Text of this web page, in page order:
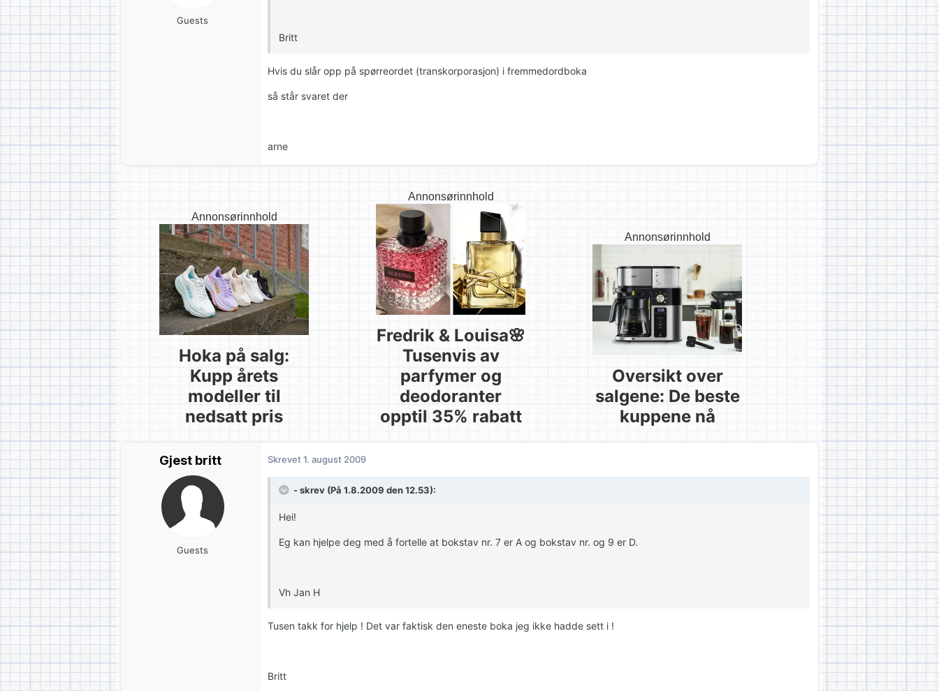
Guests
Britt
Hvis du slår opp på spørreordet (transkorporasjon) i fremmedordboka
så står svaret der
arne
Annonsørinnhold
Hoka på salg:
Kupp årets
modeller til
nedsatt pris
Annonsørinnhold
Fredrik & Louisa🌸
Tusenvis av
parfymer og
deodoranter
opptil 35% rabatt
Annonsørinnhold
Oversikt over
salgene: De beste
kuppene nå
Gjest britt
Guests
Skrevet1. august 2009
- skrev (På 1.8.2009 den 12.53):
Hei!
Eg kan hjelpe deg med å fortelle at bokstav nr. 7 er A og bokstav nr. og 9 er D.
Vh Jan H
Tusen takk for hjelp ! Det var faktisk den eneste boka jeg ikke hadde sett i !
Britt